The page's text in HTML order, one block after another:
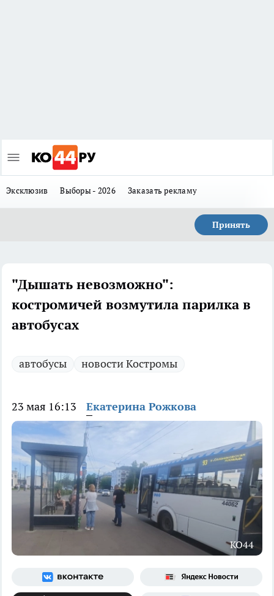
Эксклюзив Выборы - 2026 Заказать рекламу
Принять
"Дышать невозможно":
костромичей возмутила парилка в
автобусах
автобусы новости Костромы
23 мая 16:13 Екатерина Рожкова
КО44